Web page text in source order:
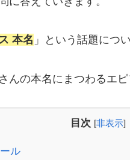
本名 」という話題につ
さんの本名にまつわるエ
目次 [非表示]
ル